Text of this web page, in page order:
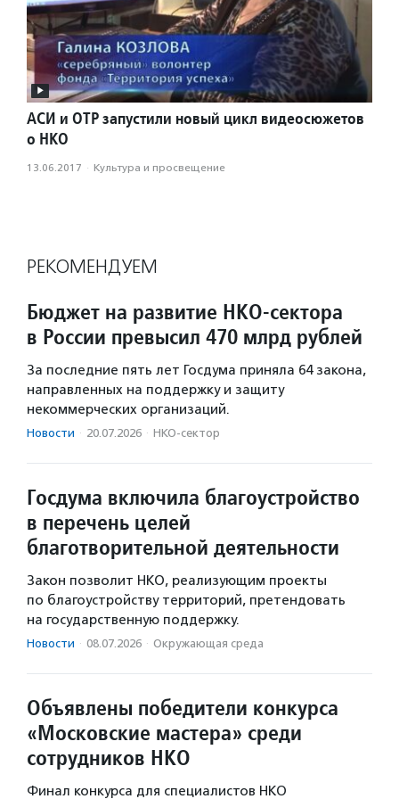
АСИ и ОТР запустили новый цикл видеосюжетов
о НКО
13.06.2017 · Культура и просвещение
РЕКОМЕНДУЕМ
Бюджет на развитие НКО-сектора
в России превысил 470 млрд рублей
За последние пять лет Госдума приняла 64 закона,
направленных на поддержку и защиту
некоммерческих организаций.
Новости · 20.07.2026 · НКО-сектор
Госдума включила благоустройство
в перечень целей
благотворительной деятельности
Закон позволит НКО, реализующим проекты
по благоустройству территорий, претендовать
на государственную поддержку.
Новости · 08.07.2026 · Окружающая среда
Объявлены победители конкурса
«Московские мастера» среди
сотрудников НКО
Финал конкурса для специалистов НКО